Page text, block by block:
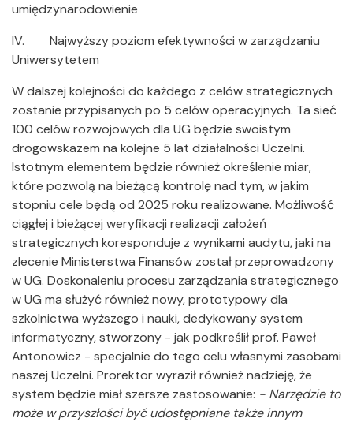
umiędzynarodowienie
IV. Najwyższy poziom efektywności w zarządzaniu
Uniwersytetem
W dalszej kolejności do każdego z celów strategicznych
zostanie przypisanych po 5 celów operacyjnych. Ta sieć
100 celów rozwojowych dla UG będzie swoistym
drogowskazem na kolejne 5 lat działalności Uczelni.
Istotnym elementem będzie również określenie miar,
które pozwolą na bieżącą kontrolę nad tym, w jakim
stopniu cele będą od 2025 roku realizowane. Możliwość
ciągłej i bieżącej weryfikacji realizacji założeń
strategicznych koresponduje z wynikami audytu, jaki na
zlecenie Ministerstwa Finansów został przeprowadzony
w UG. Doskonaleniu procesu zarządzania strategicznego
w UG ma służyć również nowy, prototypowy dla
szkolnictwa wyższego i nauki, dedykowany system
informatyczny, stworzony - jak podkreślił prof. Paweł
Antonowicz - specjalnie do tego celu własnymi zasobami
naszej Uczelni. Prorektor wyraził również nadzieję, że
system będzie miał szersze zastosowanie: - Narzędzie to
może w przyszłości być udostępniane także innym